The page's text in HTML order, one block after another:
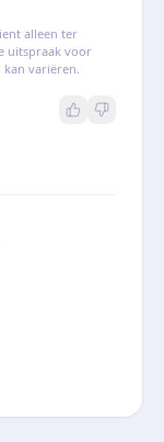
alleen ter
uitspraak voor
variëren.